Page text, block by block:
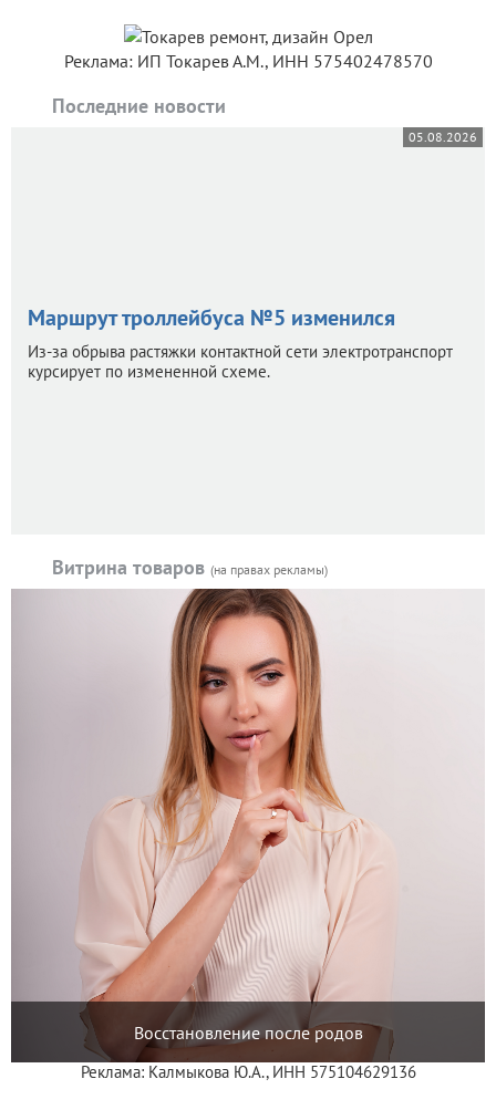
Реклама: ИП Токарев А.М., ИНН 575402478570
Последние новости
05.08.2026
Маршрут троллейбуса №5 изменился
Из-за обрыва растяжки контактной сети электротранспорт
курсирует по измененной схеме.
Витрина товаров (на правах рекламы)
Восстановление после родов
Реклама: Калмыкова Ю.А., ИНН 575104629136